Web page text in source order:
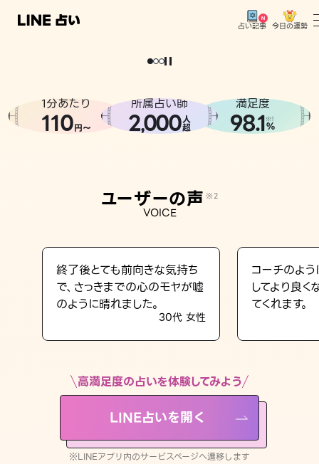
占い記事 今日の運勢
相談事例
LINE占いを開く
※LINEアプリ内のサービスページへ遷移します
どうせなら
。
1分あたり
110円〜
所属占い師
2,000人
超
満足度
98.1※1
%
ユーザーの声 ※2
VOICE
終了後とても前向きな気持ち
で、さっきまでの心のモヤが嘘
のように晴れました。
30代 女性
コーチのよ
してより良
てくれます。
高満足度の占いを体験してみよう
LINE占いを開く
※LINEアプリ内のサービスページへ遷移します